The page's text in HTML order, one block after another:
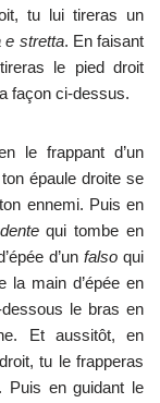
tu lui tireras un
e stretta. En faisant
le pied droit
façon ci-dessus.
le frappant d’un
épaule droite se
ennemi. Puis en
qui tombe en
d’un falso qui
la main d’épée en
le bras en
Et aussitôt, en
tu le frapperas
. Puis en guidant le